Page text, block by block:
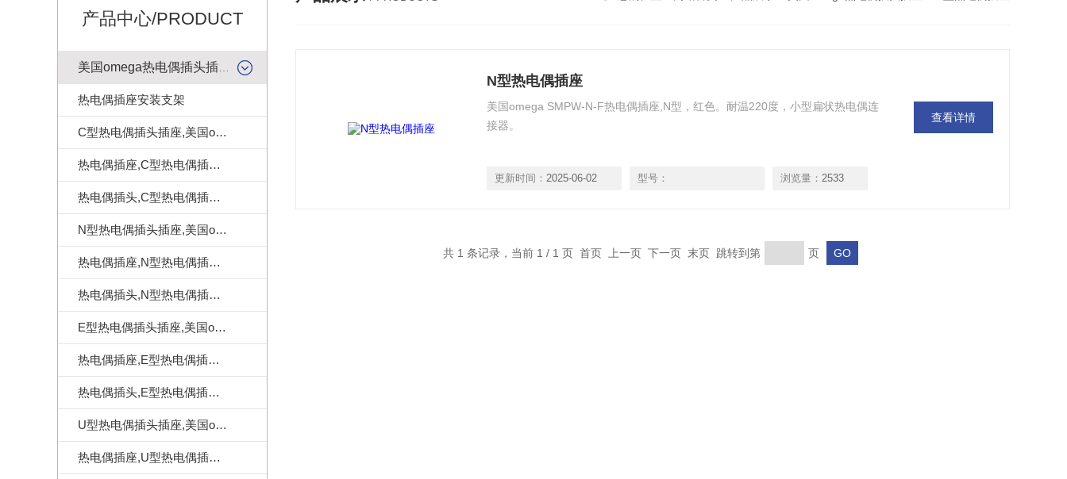
产品中心/PRODUCT
热电偶插座安装支架
C型热电偶插头插座,美国omega热电偶连接器
热电偶插座,C型热电偶插座|美国omega热电偶插座
热电偶插头,C型热电偶插头|美国omega热电偶插头
N型热电偶插头插座,美国omega热电偶连接器
热电偶插座,N型热电偶插座,美国omega热电偶插座
热电偶插头,N型热电偶插头,美国omega热电偶插头
E型热电偶插头插座,美国omega热电偶连接器
热电偶插座,E型热电偶插座,美国omega热电偶插座
热电偶插头,E型热电偶插头,美国omega热电偶插头
U型热电偶插头插座,美国omega热电偶连接器
热电偶插座,U型热电偶插座,美国omega热电偶插座
N型热电偶插座
美国omega SMPW-N-F热电偶插座,N型，红色。耐温220度，小型扁状热电偶连
接器。
更新时间： 2025-06-02 型号： 浏览量： 2533
查看详情
共 1 条记录，当前 1 / 1 页 首页 上一页 下一页 末页 跳转到第 页